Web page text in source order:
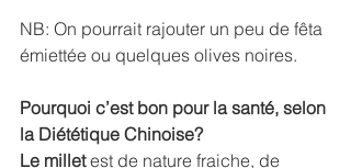
NB: On pourrait rajouter un peu de fêta
émiettée ou quelques olives noires.
Pourquoi c’est bon pour la santé, selon
la Diététique Chinoise?
Le millet est de nature fraiche, de